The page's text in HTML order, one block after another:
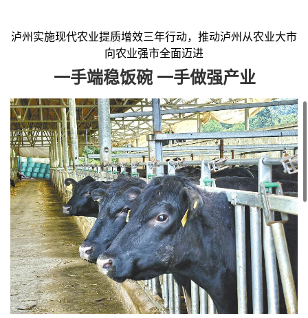
泸州实施现代农业提质增效三年行动，推动泸州从农业大市
向农业强市全面迈进
一手端稳饭碗 一手做强产业